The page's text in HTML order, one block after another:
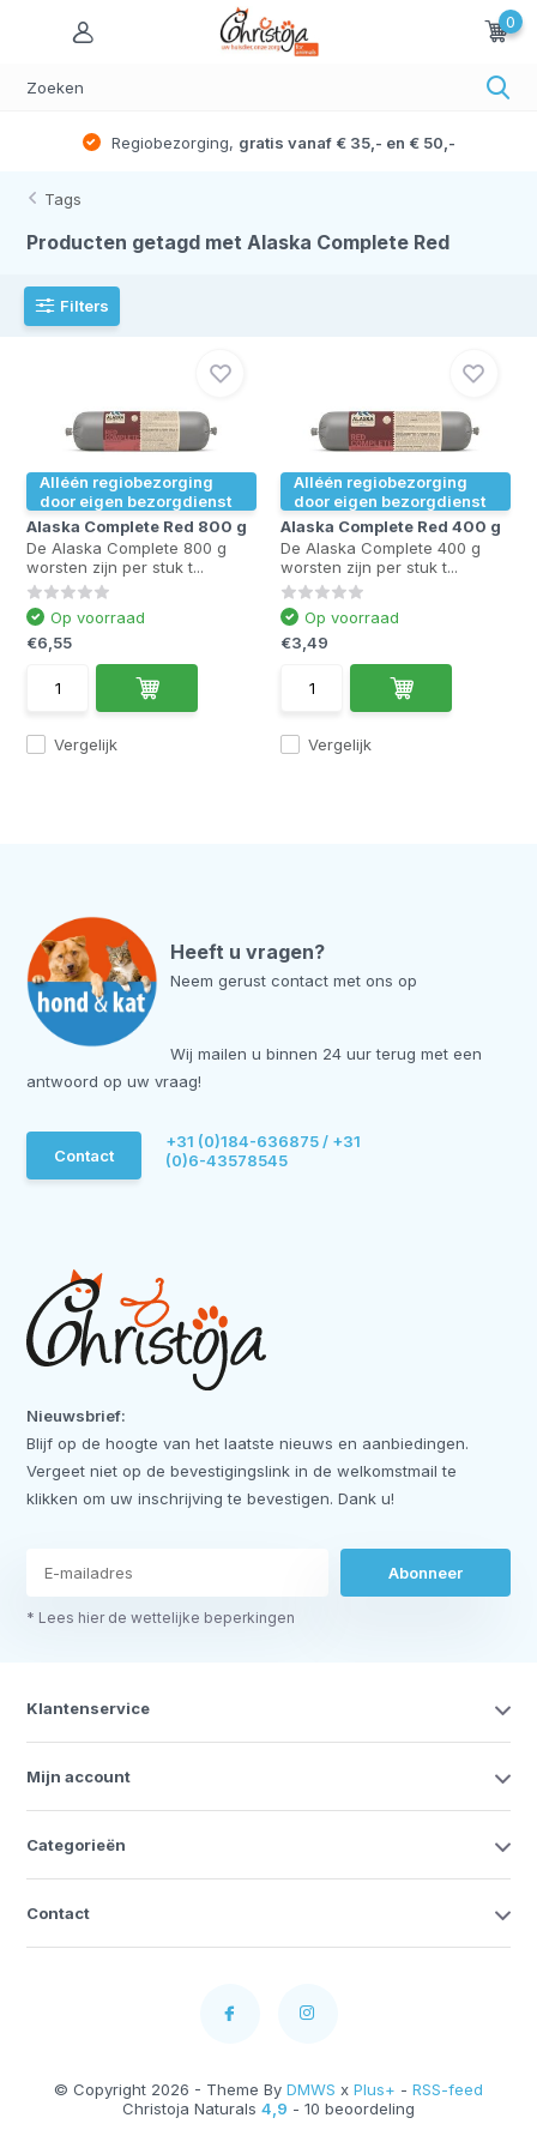
0
Regiobezorging, gratis vanaf € 35,- en € 50,-
Tags
Producten getagd met Alaska Complete Red
Filters
Alléén regiobezorging
door eigen bezorgdienst
Alaska Complete Red 800 g
De Alaska Complete 800 g
worsten zijn per stuk t...
Vergelijk
Op voorraad
€6,55
Alléén regiobezorging
door eigen bezorgdienst
Alaska Complete Red 400 g
De Alaska Complete 400 g
worsten zijn per stuk t...
Vergelijk
Op voorraad
€3,49
Heeft u vragen?
Neem gerust contact met ons op
Wij mailen u binnen 24 uur terug met een
antwoord op uw vraag!
Contact
+31 (0)184-636875 / +31
(0)6-43578545
Nieuwsbrief:
Blijf op de hoogte van het laatste nieuws en aanbiedingen.
Vergeet niet op de bevestigingslink in de welkomstmail te
klikken om uw inschrijving te bevestigen. Dank u!
Abonneer
* Lees hier de wettelijke beperkingen
Klantenservice
Mijn account
Categorieën
Contact
© Copyright 2026 - Theme By DMWS x Plus+ - RSS-feed
Christoja Naturals 4,9 - 10 beoordeling